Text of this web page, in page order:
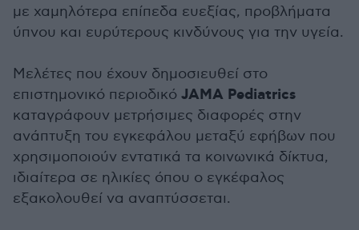
με χαμηλότερα επίπεδα ευεξίας, προβλήματα
ύπνου και ευρύτερους κινδύνους για την υγεία.
Μελέτες που έχουν δημοσιευθεί στο
επιστημονικό περιοδικό JAMA Pediatrics
καταγράφουν μετρήσιμες διαφορές στην
ανάπτυξη του εγκεφάλου μεταξύ εφήβων που
χρησιμοποιούν εντατικά τα κοινωνικά δίκτυα,
ιδιαίτερα σε ηλικίες όπου ο εγκέφαλος
εξακολουθεί να αναπτύσσεται.